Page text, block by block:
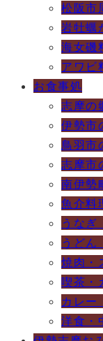
松阪市
岩牡蠣
海女磯
アワビ
お食事処
志摩の
伊勢市
鳥羽市
志摩市
南伊勢
魚介料
うなぎ
うどん
焼肉・
喫茶・
カレー
洋食・